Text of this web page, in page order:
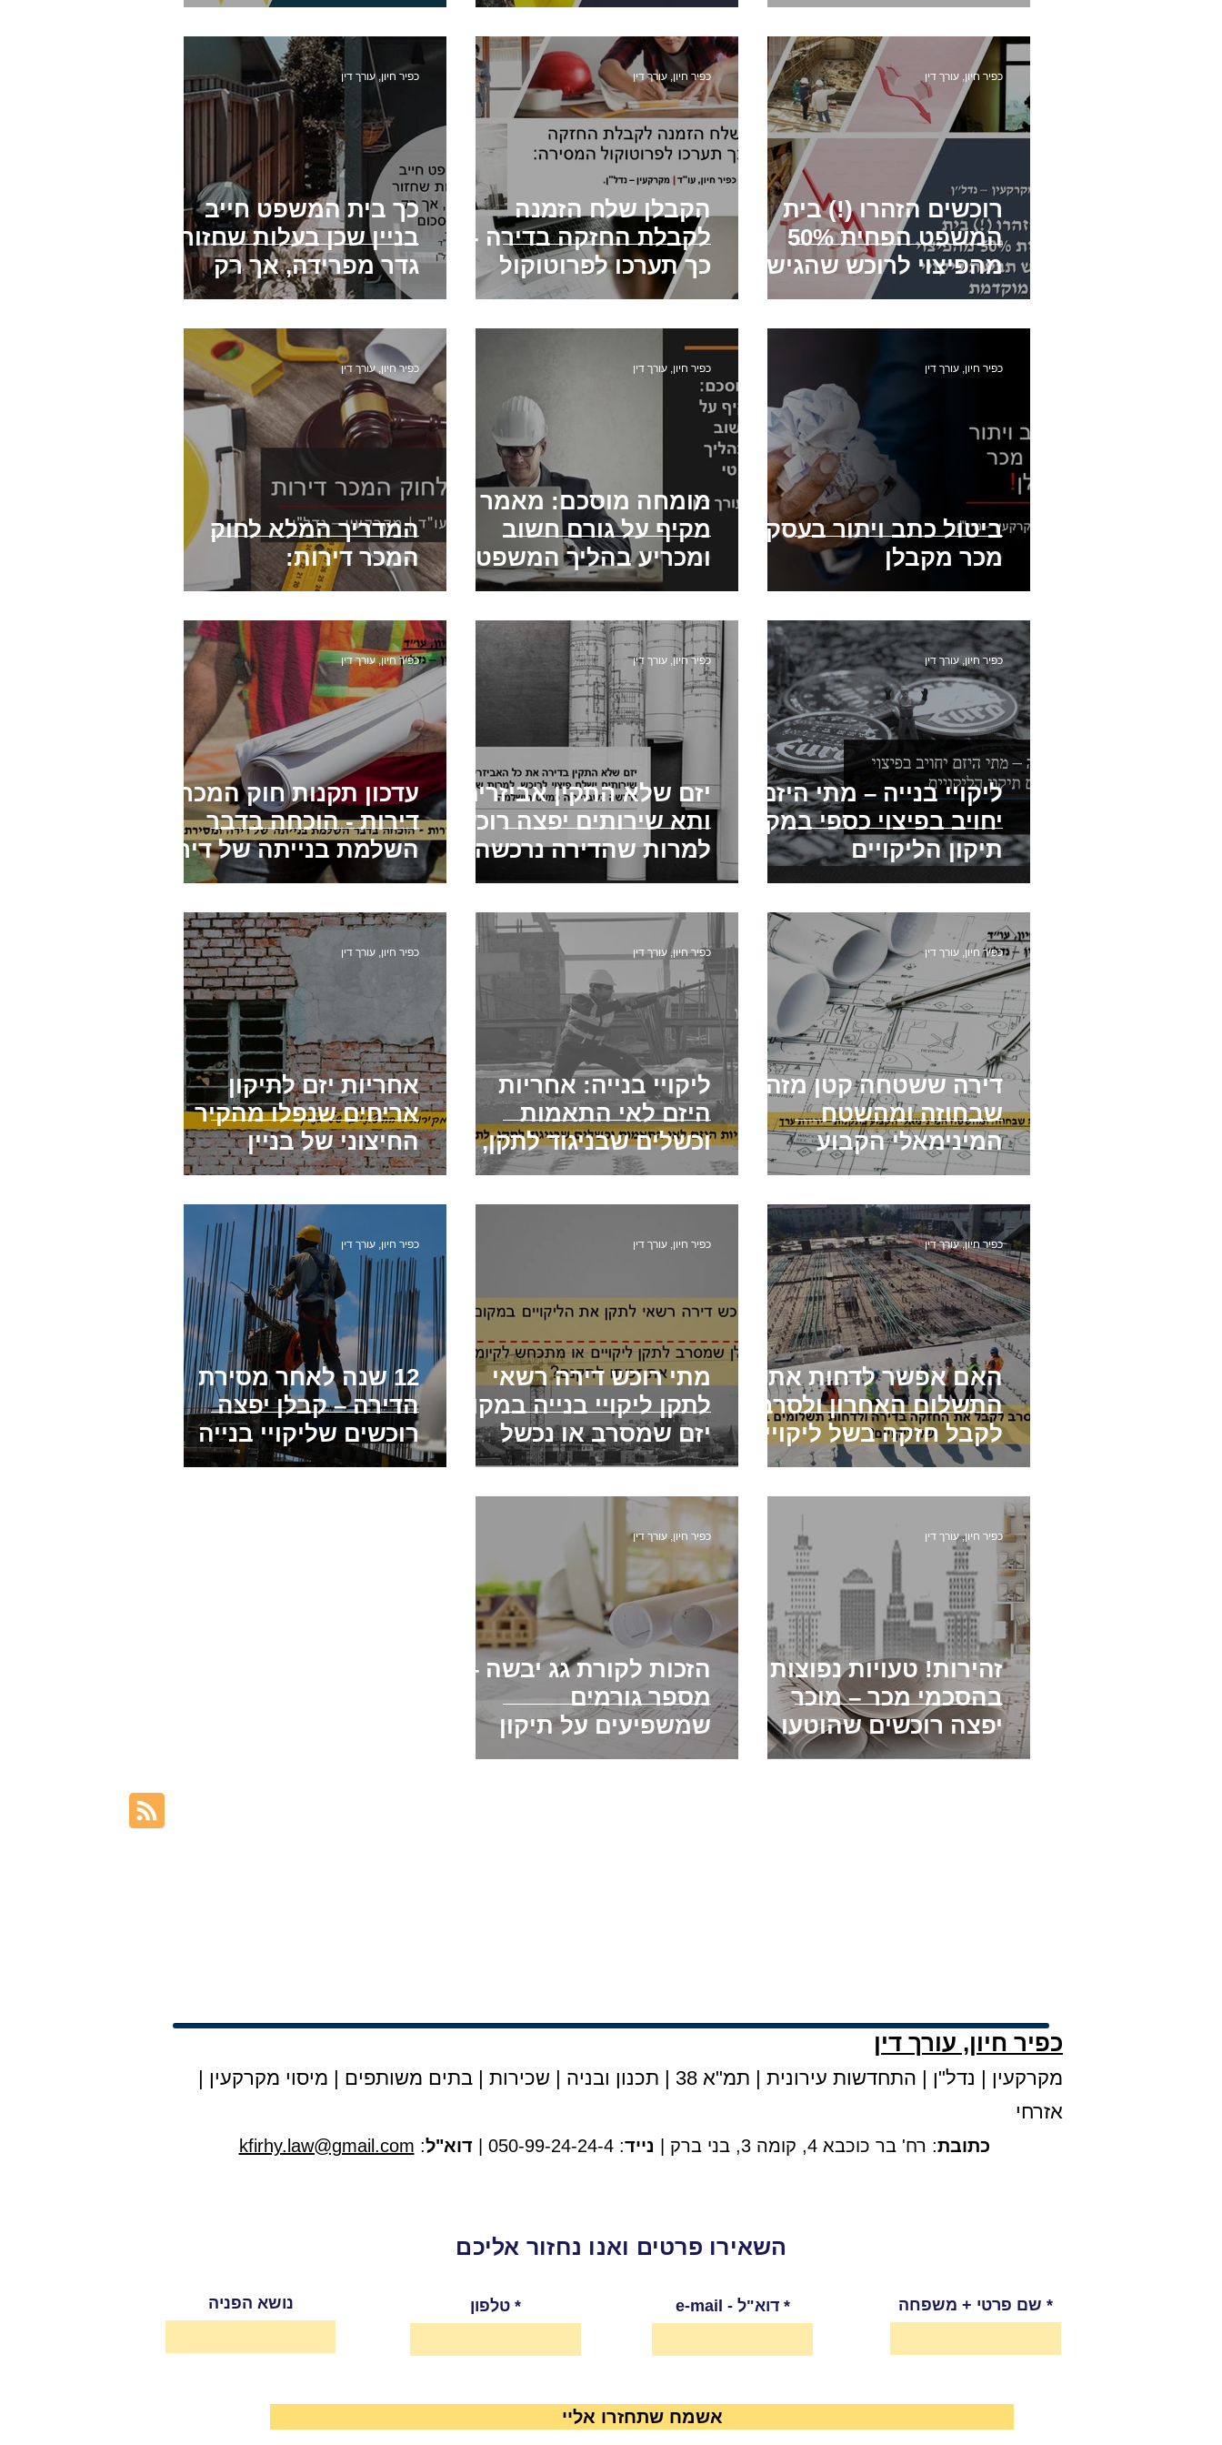
הפרה יסודית של הסכם פטור ממס שבח בגין מכירת דירה שהתקבל רישום מאוחר של זכויות בטאבו חוזה שכירות
בתים משותפים פינוי שוכר חריגות בנייה
רוכשים הזהרו (!) בית
המשפט הפחית 50%
מהפיצוי לרוכש שהגיש
תביעת ליקויי בנייה
מוקדמת
כפיר חיון, עורך דין
הקבלן שלח הזמנה
לקבלת החזקה בדירה -
כך תערכו לפרוטוקול
המסירה:
כפיר חיון, עורך דין
כך בית המשפט חייב
בניין שכן בעלות שחזור
גדר מפרידה, אך רק
בחלק מהסכום
כפיר חיון, עורך דין
ביטול כתב ויתור בעסקת
מכר מקבלן
כפיר חיון, עורך דין
מומחה מוסכם: מאמר
מקיף על גורם חשוב
ומכריע בהליך המשפטי
כפיר חיון, עורך דין
המדריך המלא לחוק
המכר דירות:
כפיר חיון, עורך דין
ליקויי בנייה – מתי היזם
יחויב בפיצוי כספי במקום
תיקון הליקויים
כפיר חיון, עורך דין
יזם שלא התקין אביזרים
ותא שירותים יפצה רוכש,
למרות שהדירה נרכשה
כשבנייתה כמעט
הושלמה
כפיר חיון, עורך דין
עדכון תקנות חוק המכר
דירות - הוכחה בדבר
השלמת בנייתה של דירה
ומסירת חזקה בדירה
כפיר חיון, עורך דין
דירה ששטחה קטן מזה
שבחוזה ומהשטח
המינימאלי הקבוע
בתקנות – ירידת ערך
כפיר חיון, עורך דין
ליקויי בנייה: אחריות
היזם לאי התאמות
וכשלים שבניגוד לתקן,
לתקנות ולמפרט
כפיר חיון, עורך דין
אחריות יזם לתיקון
אריחים שנפלו מהקיר
החיצוני של בניין
כפיר חיון, עורך דין
האם אפשר לדחות את
התשלום האחרון ולסרב
לקבל חזקה בשל ליקויים
שהתגלו בדירה?
כפיר חיון, עורך דין
מתי רוכש דירה רשאי
לתקן ליקויי בנייה במקום
יזם שמסרב או נכשל
בתיקונם
כפיר חיון, עורך דין
12 שנה לאחר מסירת
הדירה – קבלן יפצה
רוכשים שליקויי בנייה
בדירתם לא תוקנו
כפיר חיון, עורך דין
זהירות! טעויות נפוצות
בהסכמי מכר – מוכר
יפצה רוכשים שהוטעו
כפיר חיון, עורך דין
הזכות לקורת גג יבשה –
מספר גורמים
שמשפיעים על תיקון
ליקויים ונזילות
כפיר חיון, עורך דין
כפיר חיון, עורך דין
מקרקעין | נדל"ן | התחדשות עירונית | תמ"א 38 | תכנון ובניה | שכירות | בתים משותפים | מיסוי מקרקעין |
אזרחי
כתובת: רח' בר כוכבא 4, קומה 3, בני ברק | נייד: 050-99-24-24-4 | דוא"ל:
kfirhy.law@gmail.com
השאירו פרטים ואנו נחזור אליכם
נושא הפניה טלפון e-mail - דוא"ל שם פרטי + משפחה
אשמח שתחזרו אליי